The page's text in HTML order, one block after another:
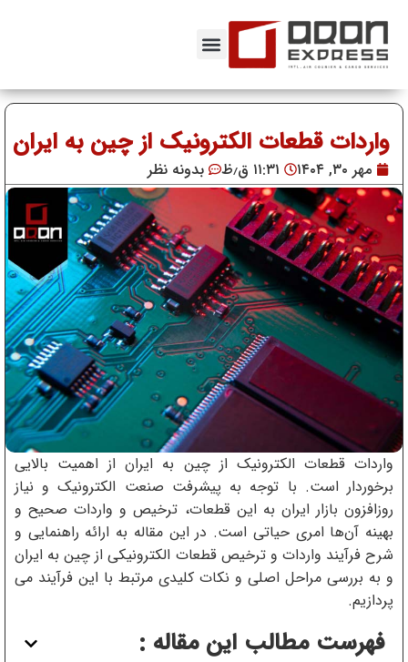
واردات قطعات الکترونیک از چین به ایران
مهر ۳۰, ۱۴۰۴ ۱۱:۳۱ ق٫ظ بدونه نظر
واردات قطعات الکترونیک از چین به ایران از اهمیت بالایی
برخوردار است. با توجه به پیشرفت صنعت الکترونیک و نیاز
روزافزون بازار ایران به این قطعات، ترخیص و واردات صحیح و
بهینه آن‌ها امری حیاتی است. در این مقاله به ارائه راهنمایی و
شرح فرآیند واردات و ترخیص قطعات الکترونیکی از چین به ایران
و به بررسی مراحل اصلی و نکات کلیدی مرتبط با این فرآیند می
پردازیم.
فهرست مطالب این مقاله :